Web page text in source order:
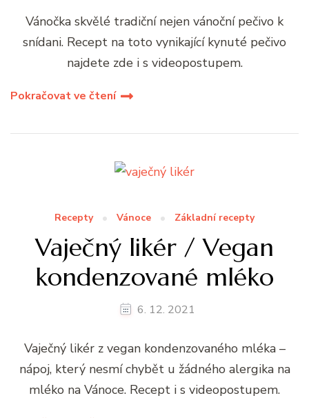
Vánočka skvělé tradiční nejen vánoční pečivo k
snídani. Recept na toto vynikající kynuté pečivo
najdete zde i s videopostupem.
Pokračovat ve čtení
Recepty Vánoce Základní recepty
Vaječný likér / Vegan
kondenzované mléko
6. 12. 2021
Vaječný likér z vegan kondenzovaného mléka –
nápoj, který nesmí chybět u žádného alergika na
mléko na Vánoce. Recept i s videopostupem.